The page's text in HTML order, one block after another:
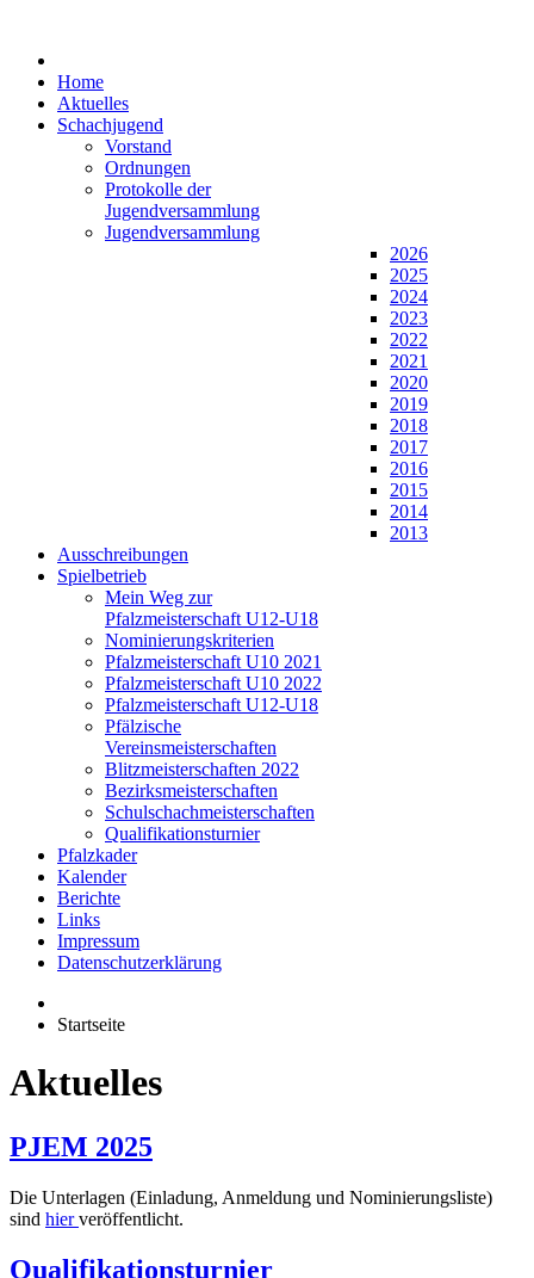
Home
Aktuelles
Schachjugend
Vorstand
Ordnungen
Protokolle der
Jugendversammlung
Jugendversammlung
2026
2025
2024
2023
2022
2021
2020
2019
2018
2017
2016
2015
2014
2013
Ausschreibungen
Spielbetrieb
Mein Weg zur
Pfalzmeisterschaft U12-U18
Nominierungskriterien
Pfalzmeisterschaft U10 2021
Pfalzmeisterschaft U10 2022
Pfalzmeisterschaft U12-U18
Pfälzische
Vereinsmeisterschaften
Blitzmeisterschaften 2022
Bezirksmeisterschaften
Schulschachmeisterschaften
Qualifikationsturnier
Pfalzkader
Kalender
Berichte
Links
Impressum
Datenschutzerklärung
Startseite
Aktuelles
PJEM 2025
Die Unterlagen (Einladung, Anmeldung und Nominierungsliste)
sind hierveröffentlicht.
Qualifikationsturnier